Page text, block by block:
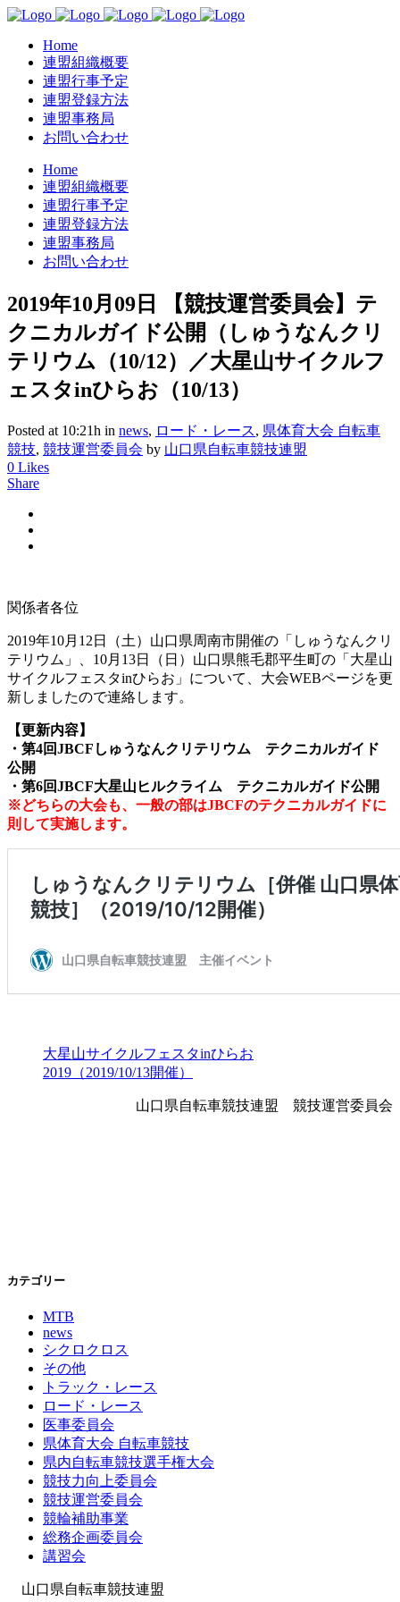
Home
連盟組織概要
連盟行事予定
連盟登録方法
連盟事務局
お問い合わせ
Home
連盟組織概要
連盟行事予定
連盟登録方法
連盟事務局
お問い合わせ
2019年10月09日
【競技運営委員会】テ
クニカルガイド公開（しゅうなんクリ
テリウム（10/12）／大星山サイクルフ
ェスタinひらお（10/13）
Posted at 10:21h in news, ロード・レース, 県体育大会 自転車
競技, 競技運営委員会 by 山口県自転車競技連盟
0 Likes
Share
関係者各位
2019年10月12日（土）山口県周南市開催の「しゅうなんクリ
テリウム」、10月13日（日）山口県熊毛郡平生町の「大星山
サイクルフェスタinひらお」について、大会WEBページを更
新しましたので連絡します。
【更新内容】
・第4回JBCFしゅうなんクリテリウム テクニカルガイド
公開
・第6回JBCF大星山ヒルクライム テクニカルガイド公開
※どちらの大会も、一般の部はJBCFのテクニカルガイドに
則して実施します。
大星山サイクルフェスタinひらお
2019（2019/10/13開催）
山口県自転車競技連盟 競技運営委員会
カテゴリー
MTB
news
シクロクロス
その他
トラック・レース
ロード・レース
医事委員会
県体育大会 自転車競技
県内自転車競技選手権大会
競技力向上委員会
競技運営委員会
競輪補助事業
総務企画委員会
講習会
山口県自転車競技連盟